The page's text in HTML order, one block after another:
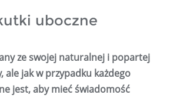
uboczne
ze swojej naturalnej i popartej
ale jak w przypadku każdego
jest, aby mieć świadomość